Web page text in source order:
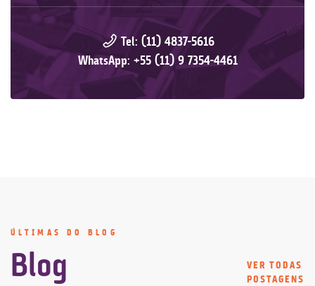
Tel: (11) 4837-5616
WhatsApp: +55 (11) 9 7354-4461
ÚLTIMAS DO BLOG
Blog
VER TODAS
POSTAGENS